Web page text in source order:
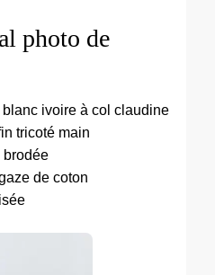
photo de
blanc ivoire à col claudine
tricoté main
brodée
de coton